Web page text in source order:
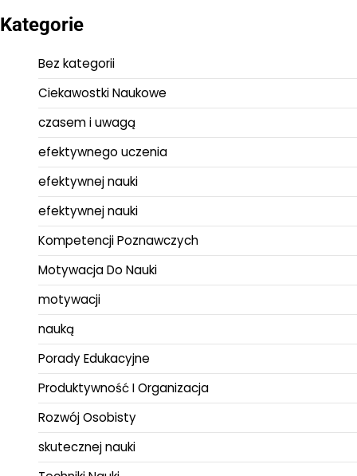
Kategorie
Bez kategorii
Ciekawostki Naukowe
czasem i uwagą
efektywnego uczenia
efektywnej nauki
efektywnej nauki
Kompetencji Poznawczych
Motywacja Do Nauki
motywacji
nauką
Porady Edukacyjne
Produktywność I Organizacja
Rozwój Osobisty
skutecznej nauki